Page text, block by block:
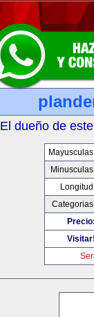
El dueño de
Precio:
Visitar!